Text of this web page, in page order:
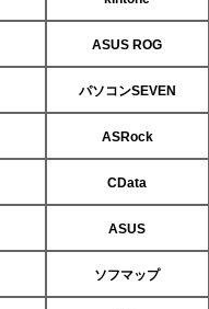
ASUS ROG
パソコンSEVEN
ASRock
CData
ASUS
ソフマップ